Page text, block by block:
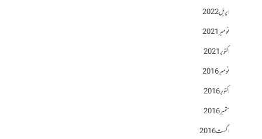
اپریل 2022
نومبر 2021
اکتوبر 2021
نومبر 2016
اکتوبر 2016
ستمبر 2016
اگست 2016